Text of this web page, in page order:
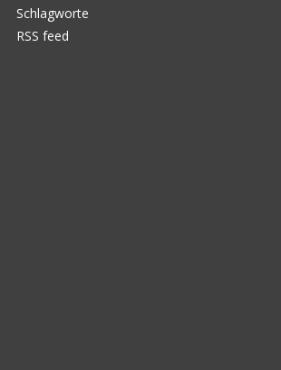
Schlagworte
RSS feed